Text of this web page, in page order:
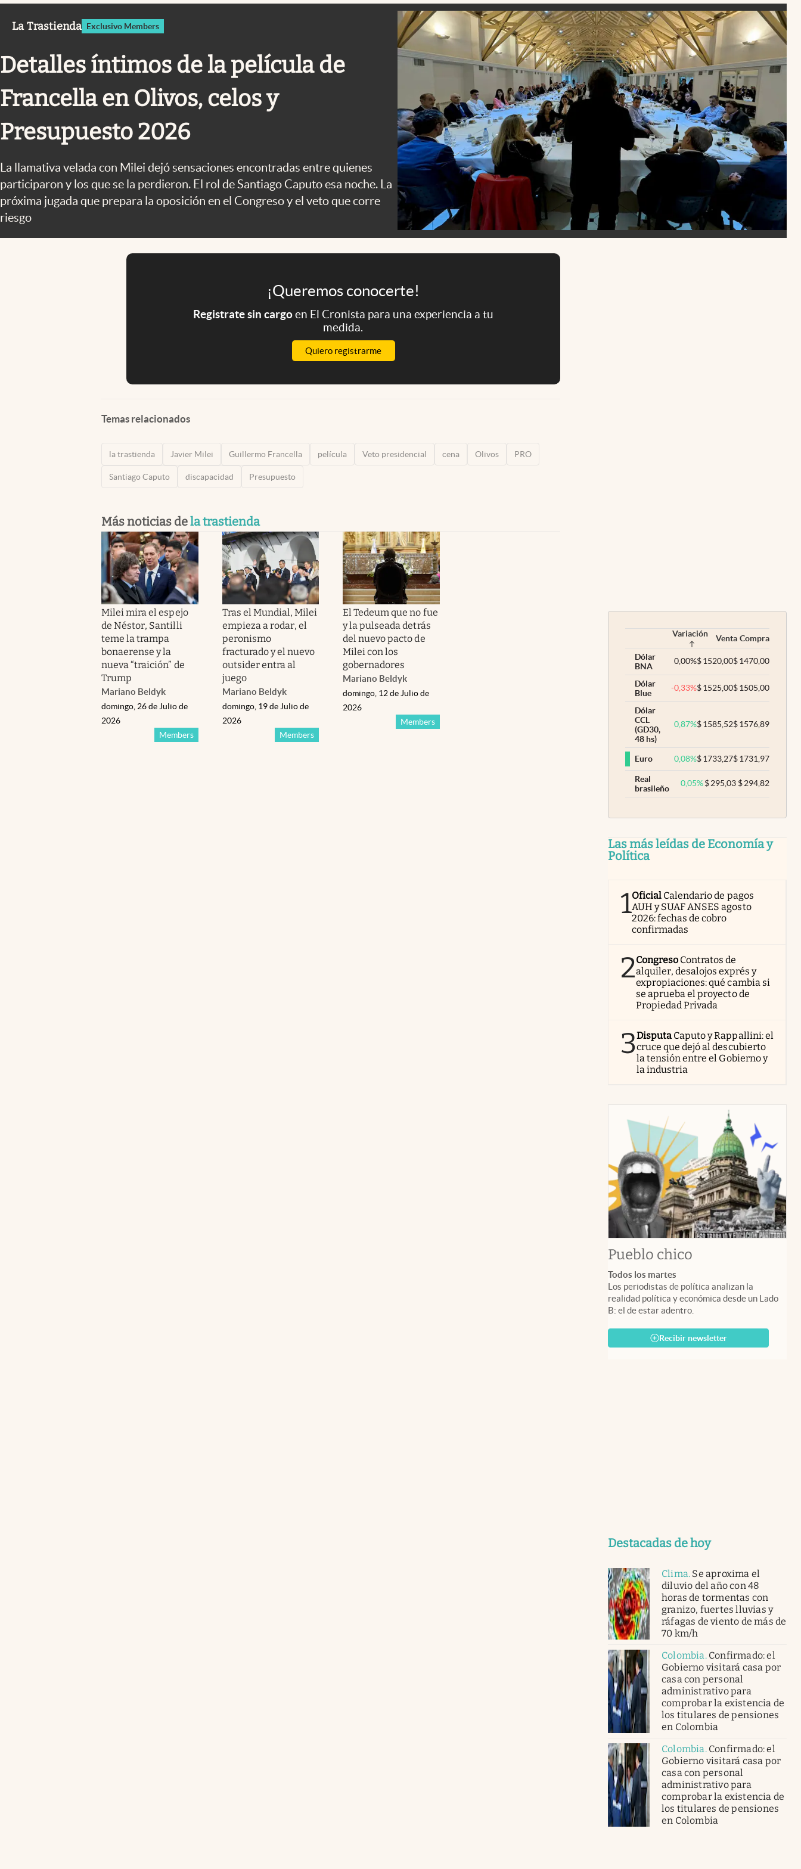
Infotechnology
Clase
Mundial 2026
Eventos Corporativos
Mediakit
abre en nueva pestaña
La Trastienda Exclusivo Members
Detalles íntimos de la película de
Francella en Olivos, celos y
Presupuesto 2026
La llamativa velada con Milei dejó sensaciones encontradas entre quienes
participaron y los que se la perdieron. El rol de Santiago Caputo esa noche. La
próxima jugada que prepara la oposición en el Congreso y el veto que corre
riesgo
¡Queremos conocerte!
Registrate sin cargoen El Cronista para una experiencia a tu
medida.
Quiero registrarme
Temas relacionados
la trastienda Javier Milei Guillermo Francella película Veto presidencial cena Olivos PRO
Santiago Caputo discapacidad Presupuesto
Más noticias dela trastienda
Milei mira el espejo
de Néstor, Santilli
teme la trampa
bonaerense y la
nueva “traición” de
Trump
Mariano Beldyk
Members
domingo, 26 de Julio de
2026
Tras el Mundial, Milei
empieza a rodar, el
peronismo
fracturado y el nuevo
outsider entra al
juego
Mariano Beldyk
Members
domingo, 19 de Julio de
2026
El Tedeum que no fue
y la pulseada detrás
del nuevo pacto de
Milei con los
gobernadores
Mariano Beldyk
Members
domingo, 12 de Julio de
2026
Variación Venta Compra
Dólar
BNA
0,00%$1520,00$1470,00
Dólar
Blue
-0,33%$1525,00$1505,00
Dólar
CCL
(GD30,
48 hs)
0,87%$1585,52$1576,89
Euro 0,08%$1733,27$1731,97
Real
brasileño
0,05% $295,03 $294,82
Las más leídas de Economía y
Política
1Oficial Calendario de pagos
AUH y SUAF ANSES agosto
2026: fechas de cobro
confirmadas
2Congreso Contratos de
alquiler, desalojos exprés y
expropiaciones: qué cambia si
se aprueba el proyecto de
Propiedad Privada
3Disputa Caputo y Rappallini: el
cruce que dejó al descubierto
la tensión entre el Gobierno y
la industria
Pueblo chico
Todos los martes
Los periodistas de política analizan la
realidad política y económica desde un Lado
B: el de estar adentro.
Recibir newsletter
Destacadas de hoy
Clima. Se aproxima el
diluvio del año con 48
horas de tormentas con
granizo, fuertes lluvias y
ráfagas de viento de más de
70 km/h
Colombia. Confirmado: el
Gobierno visitará casa por
casa con personal
administrativo para
comprobar la existencia de
los titulares de pensiones
en Colombia
Colombia. Confirmado: el
Gobierno visitará casa por
casa con personal
administrativo para
comprobar la existencia de
los titulares de pensiones
en Colombia